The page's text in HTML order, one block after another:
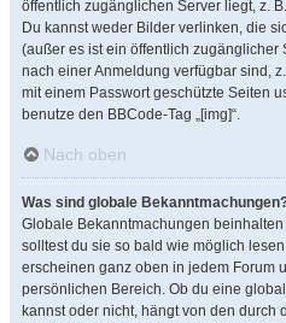
öffentlich zugänglichen Server liegt, z.
Du kannst weder Bilder verlinken, die
(außer es ist ein öffentlich zugänglicher
nach einer Anmeldung verfügbar sind,
mit einem Passwort geschützte Seiten
benutze den BBCode-Tag „[img]“.
Nach oben
Was sind globale
Globale Bekanntmachungen
solltest du sie so bald wie möglich
erscheinen ganz oben in jedem Forum
persönlichen Bereich. Ob du eine
kannst oder nicht, hängt von den durch